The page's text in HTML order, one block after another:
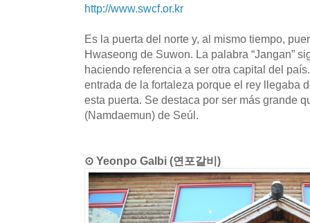
http://www.swcf.or.kr
Es la puerta del norte y, al mismo tiempo,
Hwaseong de Suwon. La palabra “Jangan”
haciendo referencia a ser otra capital del
entrada de la fortaleza porque el rey llegaba
esta puerta. Se destaca por ser más grande
(Namdaemun) de Seúl.
⊙ Yeonpo Galbi (연포갈비)